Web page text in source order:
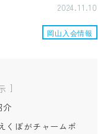
2024.11.10
岡山入会情報
]
介
くぼがチャームポ